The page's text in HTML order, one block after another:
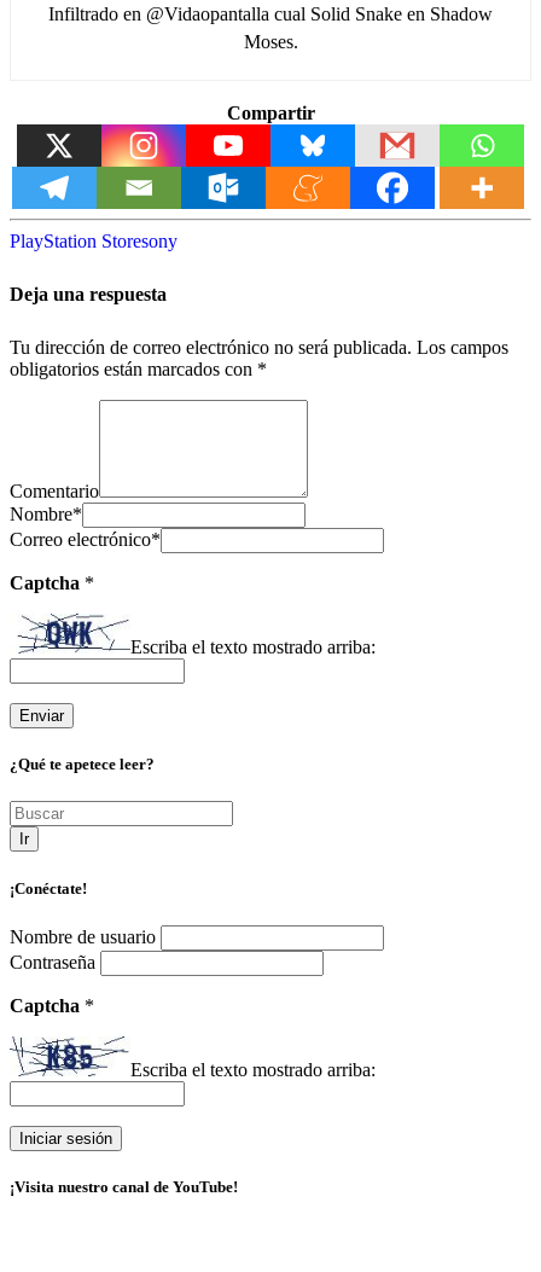
Infiltrado en @Vidaopantalla cual Solid Snake en Shadow
Moses.
Compartir
PlayStation Storesony
Deja una respuesta
Tu dirección de correo electrónico no será publicada. Los campos
obligatorios están marcados con *
Comentario
Nombre*
Correo electrónico*
Captcha *
Escriba el texto mostrado arriba:
¿Qué te apetece leer?
Ir
¡Conéctate!
Nombre de usuario
Contraseña
Captcha *
Escriba el texto mostrado arriba:
¡Visita nuestro canal de YouTube!